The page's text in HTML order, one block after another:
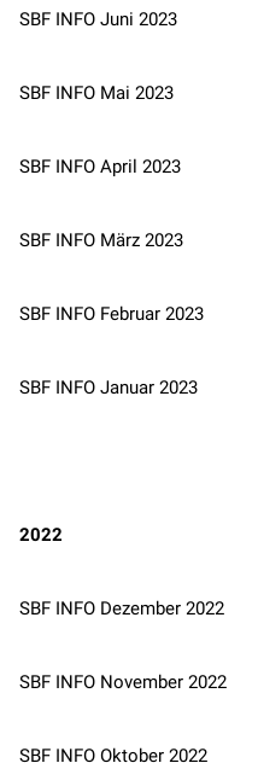
SBF INFO Juni 2023
SBF INFO Mai 2023
SBF INFO April 2023
SBF INFO März 2023
SBF INFO Februar 2023
SBF INFO Januar 2023
2022
SBF INFO Dezember 2022
SBF INFO November 2022
SBF INFO Oktober 2022